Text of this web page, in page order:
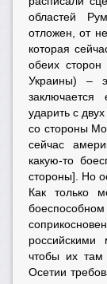
областей
отложен, от
которая
обеих
Украины) –
ударить с
со стороны
сейчас
какую-то
стороны]. Но
Как только
чтобы их
Осетии